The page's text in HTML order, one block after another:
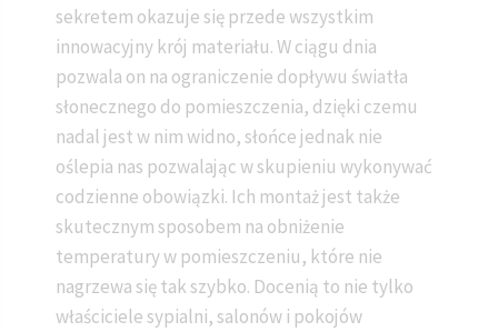
sekretem okazuje się przede wszystkim
innowacyjny krój materiału. W ciągu dnia
pozwala on na ograniczenie dopływu światła
słonecznego do pomieszczenia, dzięki czemu
nadal jest w nim widno, słońce jednak nie
oślepia nas pozwalając w skupieniu wykonywać
codzienne obowiązki. Ich montaż jest także
skutecznym sposobem na obniżenie
temperatury w pomieszczeniu, które nie
nagrzewa się tak szybko. Docenią to nie tylko
właściciele sypialni, salonów i pokojów